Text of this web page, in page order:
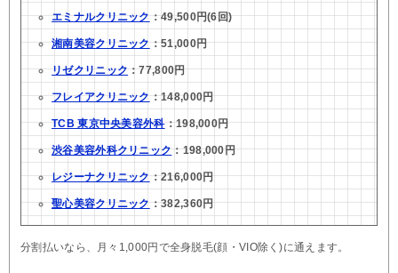
エミナルクリニック：49,500円(6回)
湘南美容クリニック：51,000円
リゼクリニック：77,800円
フレイアクリニック：148,000円
TCB 東京中央美容外科：198,000円
渋谷美容外科クリニック：198,000円
レジーナクリニック：216,000円
聖心美容クリニック：382,360円
分割払いなら、月々1,000円で全身脱毛(顔・VIO除く)に通えます。